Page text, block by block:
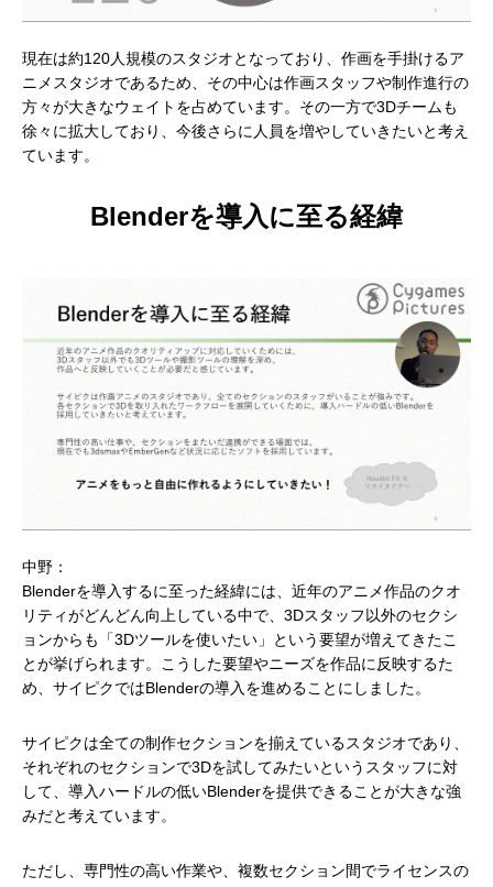
現在は約120人規模のスタジオとなっており、作画を手掛けるア
ニメスタジオであるため、その中心は作画スタッフや制作進行の
方々が大きなウェイトを占めています。その一方で3Dチームも
徐々に拡大しており、今後さらに人員を増やしていきたいと考え
ています。
Blenderを導入に至る経緯
中野：
Blenderを導入するに至った経緯には、近年のアニメ作品のクオ
リティがどんどん向上している中で、3Dスタッフ以外のセクシ
ョンからも「3Dツールを使いたい」という要望が増えてきたこ
とが挙げられます。こうした要望やニーズを作品に反映するた
め、サイピクではBlenderの導入を進めることにしました。
サイピクは全ての制作セクションを揃えているスタジオであり、
それぞれのセクションで3Dを試してみたいというスタッフに対
して、導入ハードルの低いBlenderを提供できることが大きな強
みだと考えています。
ただし、専門性の高い作業や、複数セクション間でライセンスの